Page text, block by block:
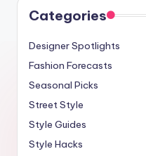
Categories
Designer Spotlights
Fashion Forecasts
Seasonal Picks
Street Style
Style Guides
Style Hacks